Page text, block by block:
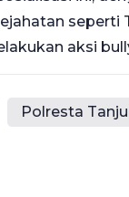
seperti
aksi
Polresta